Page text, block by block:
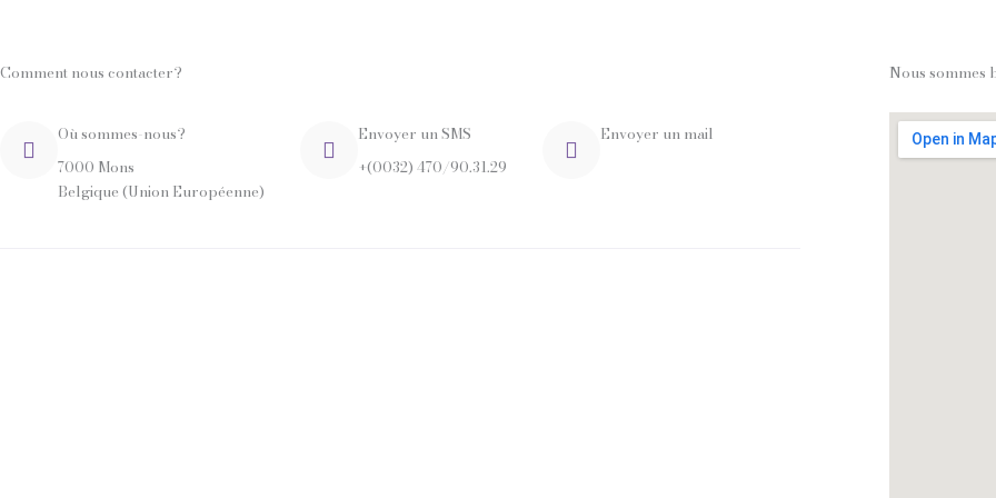
Comment nous contacter?
Où sommes-nous?
7000 Mons
Belgique (Union Européenne)
Envoyer un SMS
+(0032) 470/90.31.29
Envoyer un mail
Nous sommes